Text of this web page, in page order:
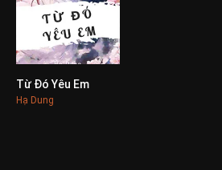
Từ Đó Yêu Em
Hạ Dung